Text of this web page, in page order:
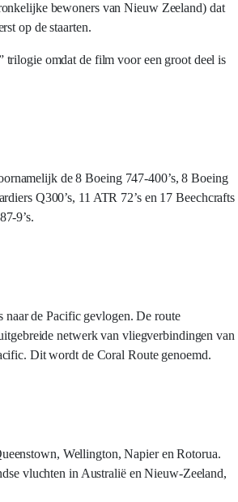
bewoners van Nieuw Zeeland) dat
op de staarten.
trilogie omdat de film voor een groot deel is
de 8 Boeing 747-400’s, 8 Boeing
Q300’s, 11 ATR 72’s en 17 Beechcrafts
9’s.
de Pacific gevlogen. De route
netwerk van vliegverbindingen van
Dit wordt de Coral Route genoemd.
Wellington, Napier en Rotorua.
vluchten in Australië en Nieuw-Zeeland,